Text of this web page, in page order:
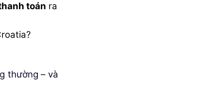
toán ra
thường – và